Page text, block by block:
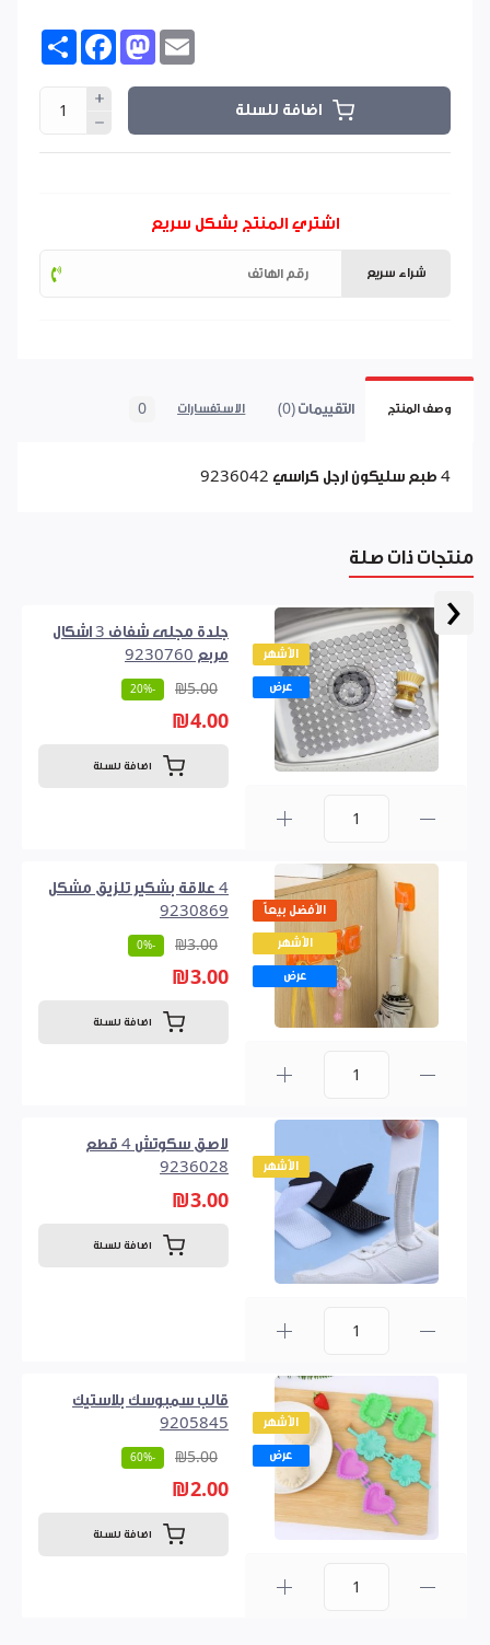
‹
Share FacebookMastodon
اضافة للسلة
اشتري المنتج بشكل سريع
شراء سريع
وصف المنتج التقييمات (0) الاستفسارات 0
4 طبع سليكون ارجل كراسي 9236042
منتجات ذات صلة
الأشهر
عرض
جلدة مجلى شفاف 3 اشكال
مربع 9230760
₪5.00
-20%
₪4.00
اضافة للسلة
الأفضل بيعاً
الأشهر
عرض
4 علاقة بشكير تلزيق مشكل
9230869
₪3.00
-0%
₪3.00
اضافة للسلة
الأشهر
لاصق سكوتش 4 قطع
9236028
₪3.00
اضافة للسلة
الأشهر
عرض
قالب سمبوسك بلاستيك
9205845
₪5.00
-60%
₪2.00
اضافة للسلة